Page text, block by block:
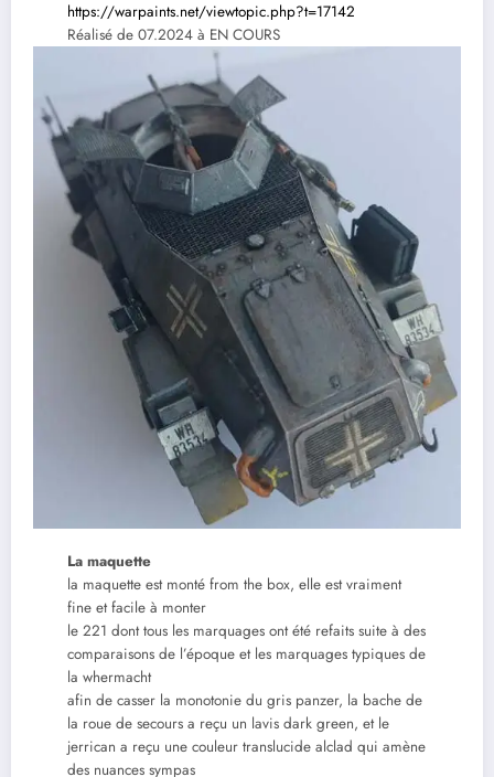
https://warpaints.net/viewtopic.php?t=17142
Réalisé de 07.2024 à EN COURS
La maquette
la maquette est monté from the box, elle est vraiment
fine et facile à monter
le 221 dont tous les marquages ont été refaits suite à des
comparaisons de l’époque et les marquages typiques de
la whermacht
afin de casser la monotonie du gris panzer, la bache de
la roue de secours a reçu un lavis dark green, et le
jerrican a reçu une couleur translucide alclad qui amène
des nuances sympas